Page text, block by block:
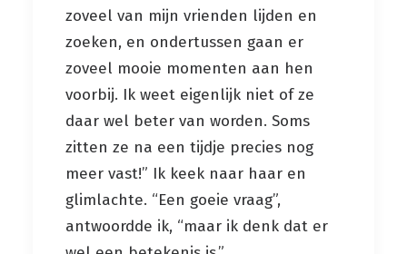
zoveel van mijn vrienden lijden en
zoeken, en ondertussen gaan er
zoveel mooie momenten aan hen
voorbij. Ik weet eigenlijk niet of ze
daar wel beter van worden. Soms
zitten ze na een tijdje precies nog
meer vast!” Ik keek naar haar en
glimlachte. “Een goeie vraag”,
antwoordde ik, “maar ik denk dat er